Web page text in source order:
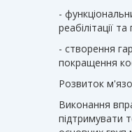
-
реабілітації
- створення
покращення
Розвиток
Виконання
підтримувати